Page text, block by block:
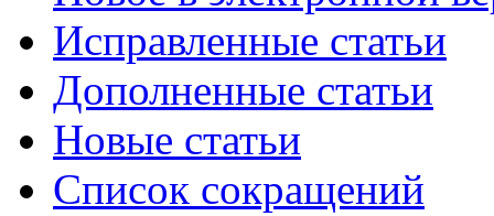
Исправленные статьи
Дополненные статьи
Новые статьи
Список сокращений